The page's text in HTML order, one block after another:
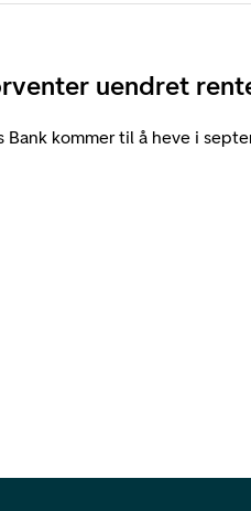
uendret
Bank kommer til å heve i